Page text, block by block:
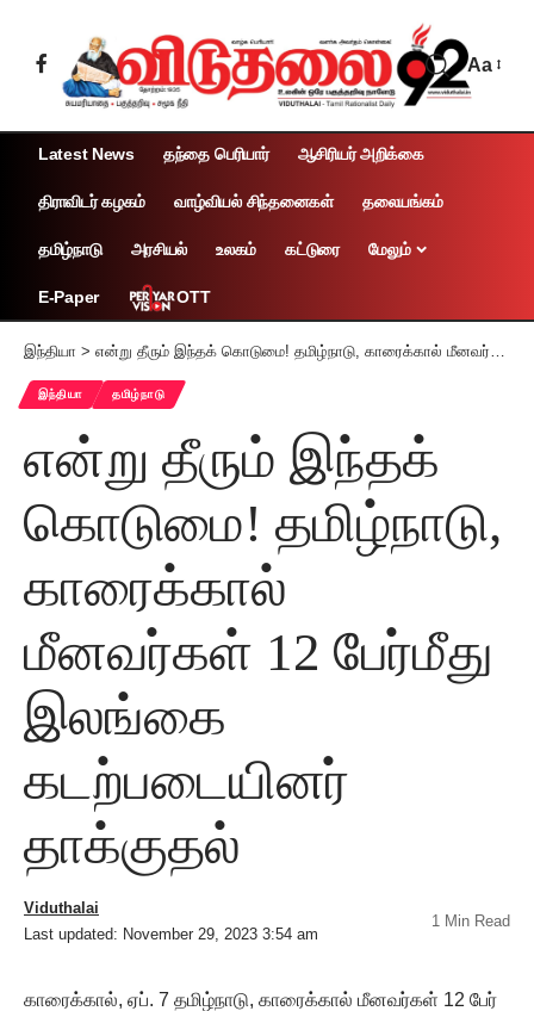
Aa
Latest News தந்தை பெரியார் ஆசிரியர் அறிக்கை
திராவிடர் கழகம் வாழ்வியல் சிந்தனைகள் தலையங்கம்
தமிழ்நாடு அரசியல் உலகம் கட்டுரை மேலும்
E-Paper OTT
இந்தியா > என்று தீரும் இந்தக் கொடுமை! தமிழ்நாடு, காரைக்கால் மீனவர்கள் 12 பேர்மீது இலங்கை கடற்படையினர் தாக்குதல்
இந்தியா தமிழ்நாடு
என்று தீரும் இந்தக்
கொடுமை! தமிழ்நாடு,
காரைக்கால்
மீனவர்கள் 12 பேர்மீது
இலங்கை
கடற்படையினர்
தாக்குதல்
Last updated: November 29, 2023 3:54 am
Viduthalai
1 Min Read
காரைக்கால், ஏப். 7 தமிழ்நாடு, காரைக்கால் மீனவர்கள் 12 பேர்